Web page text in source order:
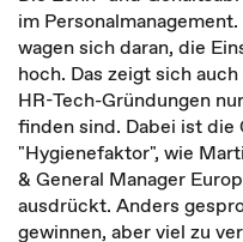
im
wagen sich daran, die
hoch. Das zeigt sich
HR-Tech-Gründungen
finden sind. Dabei ist die
"Hygienefaktor", wie
& General Manager
ausdrückt. Anders
gewinnen, aber viel zu